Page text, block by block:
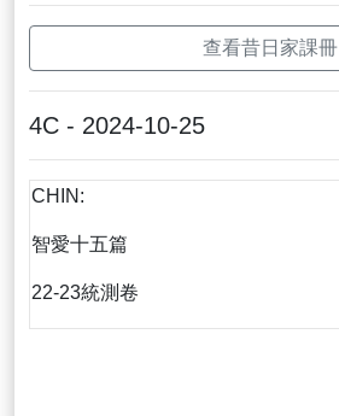
查看昔日家課冊
4C - 2024-10-25
CHIN:
智愛十五篇
22-23統測卷